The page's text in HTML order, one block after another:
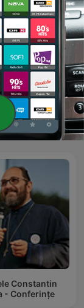
Santhiya Guru
Sahib G
Constantin
- Conferințe